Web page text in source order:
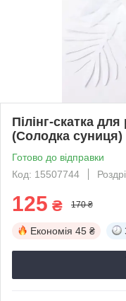
Пілінг-скатка
(Солодка суниця)
Готово до відправки
Код: 15507744
125 ₴ 170 ₴
Економія 45 ₴